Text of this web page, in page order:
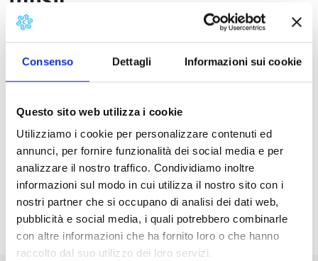
Consenso Dettagli Informazioni sui cookie
Questo sito web utilizza i cookie
Utilizziamo i cookie per personalizzare contenuti ed
annunci, per fornire funzionalità dei social media e per
analizzare il nostro traffico. Condividiamo inoltre
informazioni sul modo in cui utilizza il nostro sito con i
nostri partner che si occupano di analisi dei dati web,
pubblicità e social media, i quali potrebbero combinarle
con altre informazioni che ha fornito loro o che hanno
raccolto dal suo utilizzo dei loro servizi.
Prossimi eventi
Montecastelli Piano Chamber Festival
18/08/2026 - 22/08/2026 - 19:00 - 21:00
Pontedera Music Festival - Summer Edition-
28/08/2026 - 27/09/2026 - 21:15 - 23:15
Music and Ballet in the National Museums of
Pisa- 06/09/2026 - 22/10/2026 - 10:30 - 19:30